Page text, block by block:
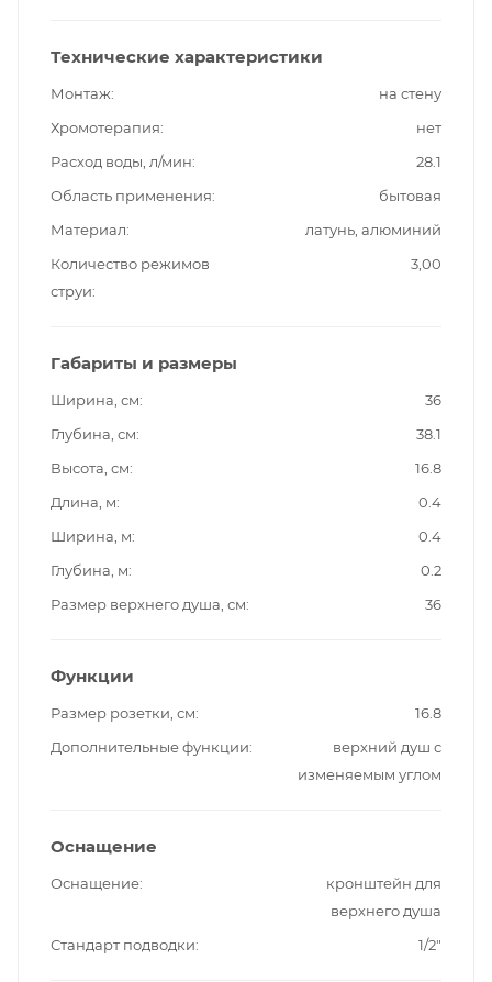
Технические характеристики
Монтаж
на стену
Хромотерапия
нет
Расход воды, л/мин
28.1
Область применения
бытовая
Материал
латунь, алюминий
Количество режимов
струи
3,00
Габариты и размеры
Ширина, см
36
Глубина, см
38.1
Высота, см
16.8
Длина, м
0.4
Ширина, м
0.4
Глубина, м
0.2
Размер верхнего душа, см
36
Функции
Размер розетки, см
16.8
Дополнительные функции
верхний душ с
изменяемым углом
Оснащение
Оснащение
кронштейн для
верхнего душа
Стандарт подводки
1/2"